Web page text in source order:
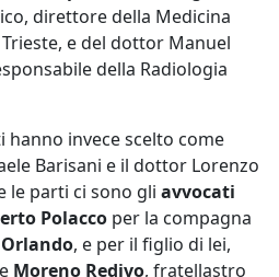
direttore della Medicina
e del dottor Manuel
della Radiologia
hanno invece scelto come
Barisani e il dottor Lorenzo
le parti ci sono gli avvocati
Polacco per la compagna
, e per il figlio di lei,
Moreno Redivo, fratellastro